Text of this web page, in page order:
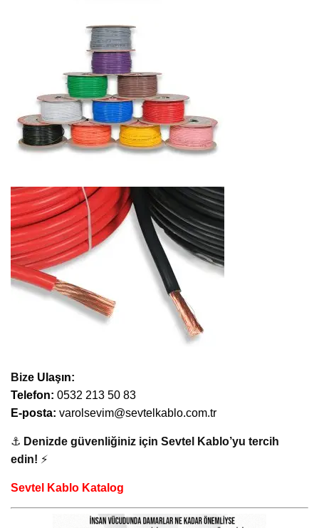
Bize Ulaşın:
Telefon: 0532 213 50 83
E-posta: varolsevim@sevtelkablo.com.tr
⚓ Denizde güvenliğiniz için Sevtel Kablo’yu tercih
edin! ⚡
Sevtel Kablo Katalog